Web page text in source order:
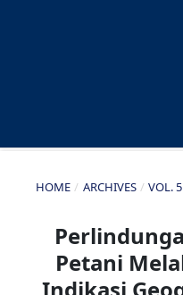
HOME / ARCHIVES / VOL.
Petani